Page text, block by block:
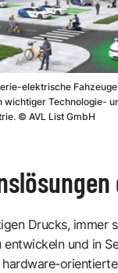
elektrische
wichtiger Technologie-
© AVL List GmbH
Drucks, immer
entwickeln und in